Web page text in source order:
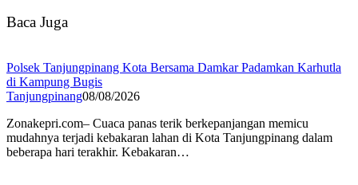
Baca Juga
Polsek Tanjungpinang Kota Bersama Damkar Padamkan Karhutla
di Kampung Bugis
Tanjungpinang08/08/2026
Zonakepri.com– Cuaca panas terik berkepanjangan memicu
mudahnya terjadi kebakaran lahan di Kota Tanjungpinang dalam
beberapa hari terakhir. Kebakaran…